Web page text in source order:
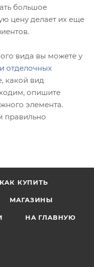
большое
цену делает их еще
вида вы можете у
отделочных
какой вид
опишите
элемента.
правильно
КАК КУПИТЬ
МАГАЗИНЫ
НА ГЛАВНУЮ